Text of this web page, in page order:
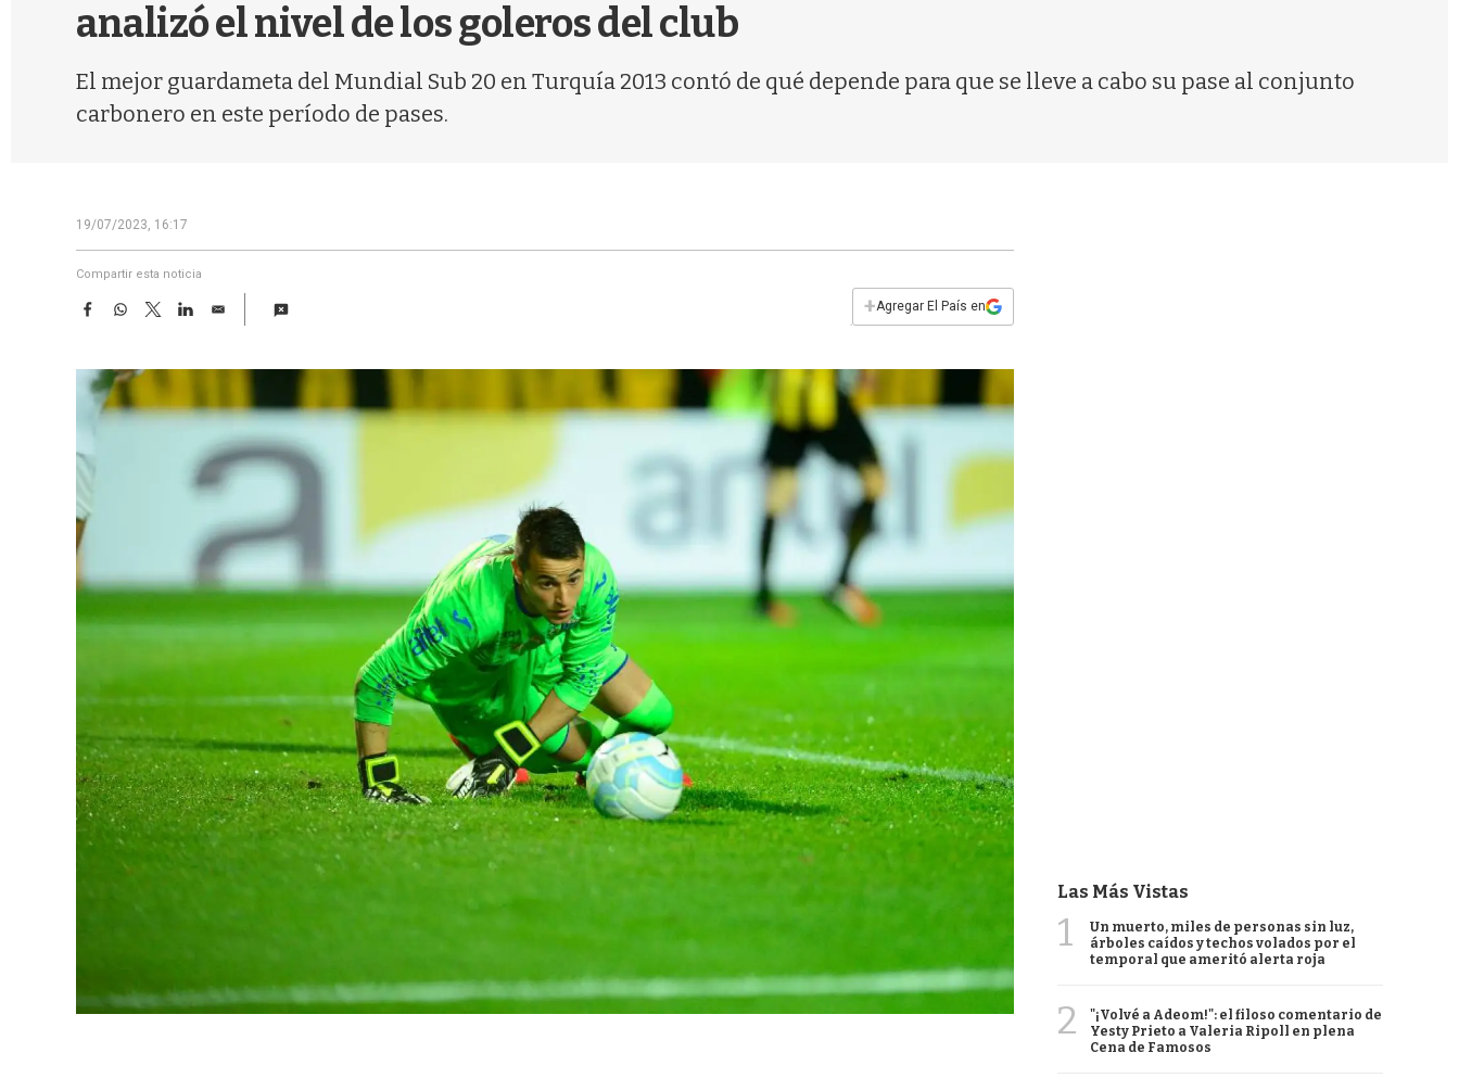
analizó el nivel de los goleros del club
El mejor guardameta del Mundial Sub 20 en Turquía 2013 contó de qué depende para que se lleve a cabo su pase al conjunto
carbonero en este período de pases.
19/07/2023, 16:17
Compartir esta noticia
F
e
b
o
k
W
t
s
A
T
w
t
t
e
L
k
d
n
E
i
+Agregar El País en
Las Más Vistas
1
Un muerto, miles de personas sin luz,
árboles caídos y techos volados por el
temporal que ameritó alerta roja
2
"¡Volvé a Adeom!": el filoso comentario de
Yesty Prieto a Valeria Ripoll en plena
Cena de Famosos